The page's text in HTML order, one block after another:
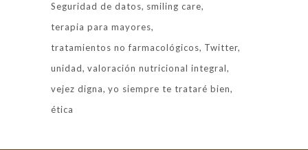
Seguridad de datos smiling care
terapia para mayores
tratamientos no farmacológicos Twitter
unidad valoración nutricional integral
vejez digna yo siempre te trataré bien
ética